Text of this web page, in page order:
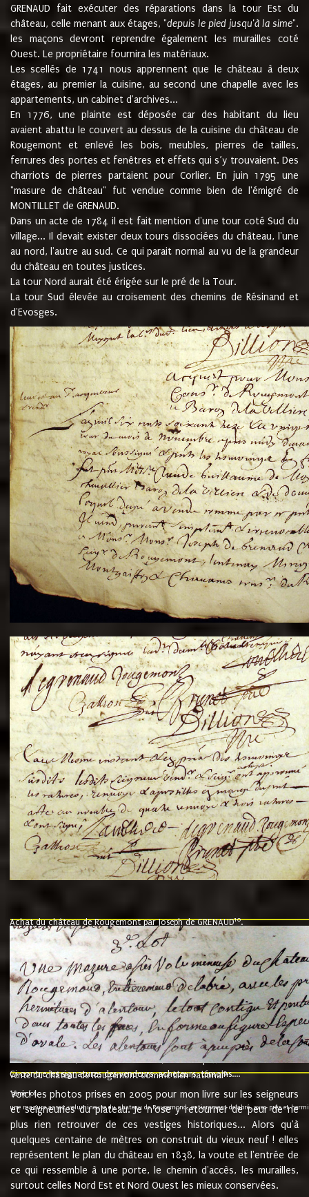
GRENAUD fait exécuter des réparations dans la tour Est du
château, celle menant aux étages, "depuis le pied jusqu'à la sime".
les maçons devront reprendre également les murailles coté
Ouest. Le propriétaire fournira les matériaux.
Les scellés de 1741 nous apprennent que le château à deux
étages, au premier la cuisine, au second une chapelle avec les
appartements, un cabinet d'archives...
En 1776, une plainte est déposée car des habitant du lieu
avaient abattu le couvert au dessus de la cuisine du château de
Rougemont et enlevé les bois, meubles, pierres de tailles,
ferrures des portes et fenêtres et effets qui s’y trouvaient. Des
charriots de pierres partaient pour Corlier. En juin 1795 une
"masure de château" fut vendue comme bien de l'émigré de
MONTILLET de GRENAUD.
Dans un acte de 1784 il est fait mention d'une tour coté Sud du
village... Il devait exister deux tours dissociées du château, l'une
au nord, l'autre au sud. Ce qui parait normal au vu de la grandeur
du château en toutes justices.
La tour Nord aurait été érigée sur le pré de la Tour.
La tour Sud élevée au croisement des chemins de Résinand et
d'Evosges.
Achat du château de Rougemont par Joseph de GRENAUD10.
"l'an mil six cent soixante treze le ving neuvième jour du mois de
nommé fut présent Messire Claude Guillaume de Moyriat chevalier baron
vend, purement simplement et irrevocablement a monseigneur monsieur
et chavannes conseiller du roy au parlement de Bourgogne, present et
que le dit seigneur Baron de la Vellière a sur ses hommes, indivisables et
de la Velliere tout ainsi et comme le dit seigneur Baron et ses
présent......"
suivent les rentes, donation des terriers, etc... au prix de 880 livre louis
Ci contre les signatures des vendeurs, acheteurs, témoins....
vente du château de Rougemont comme bien national9.
"3ème lot
une mazure assez volumineuse du chateau de Rougemond, entierement delabré, avec près et
Voici les photos prises en 2005 pour mon livre sur les seigneurs
et seigneuries du plateau. Je n'ose y retourner de peur de ne
plus rien retrouver de ces vestiges historiques... Alors qu'à
quelques centaine de mètres on construit du vieux neuf ! elles
représentent le plan du château en 1838, la voute et l'entrée de
ce qui ressemble à une porte, le chemin d'accès, les murailles,
surtout celles Nord Est et Nord Ouest les mieux conservées.